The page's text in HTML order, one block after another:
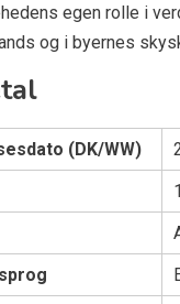
egen rolle i
og i byernes
(DK/WW)